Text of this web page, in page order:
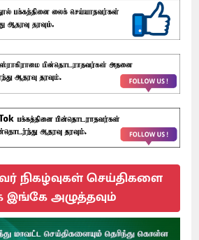
நிகழ்வுகள் செய்திகளை
இங்கே அழுத்தவும்